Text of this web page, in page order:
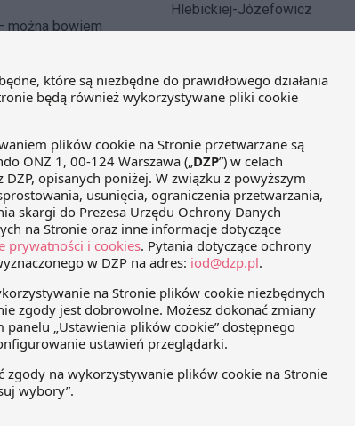
można bowiem
podatkowego, a
alkoholu ze
o wszczęciu
index.cfm?
Hlebickiej-Józefowicz
restrukturyzacyjne i
tworzony przez zespół
restrukturyzacyjnych i